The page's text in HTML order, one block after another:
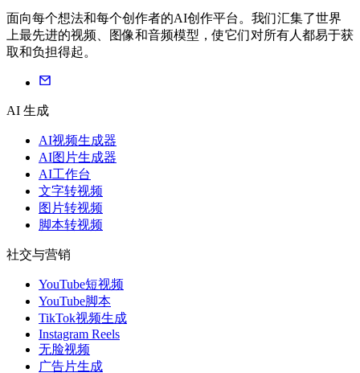
面向每个想法和每个创作者的AI创作平台。我们汇集了世界
上最先进的视频、图像和音频模型，使它们对所有人都易于获
取和负担得起。
AI 生成
AI视频生成器
AI图片生成器
AI工作台
文字转视频
图片转视频
脚本转视频
社交与营销
YouTube短视频
YouTube脚本
TikTok视频生成
Instagram Reels
无脸视频
广告片生成